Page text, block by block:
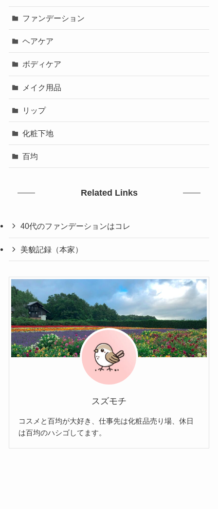
ファンデーション
ヘアケア
ボディケア
メイク用品
リップ
化粧下地
百均
Related Links
40代のファンデーションはコレ
美貌記録（本家）
スズモチ
コスメと百均が大好き、仕事先は化粧品売り場、休日
は百均のハシゴしてます。